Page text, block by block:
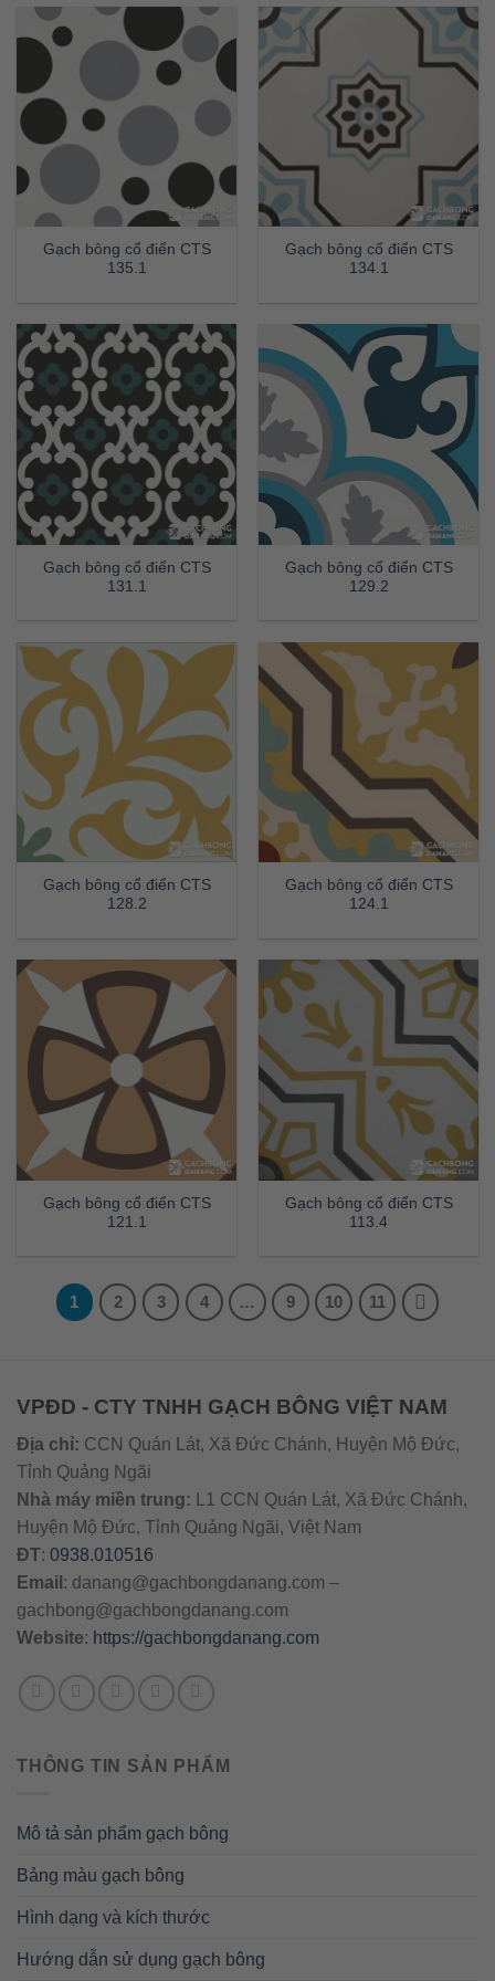
Gạch bông cổ điển CTS
135.1
Gạch bông cổ điển CTS
134.1
Gạch bông cổ điển CTS
131.1
Gạch bông cổ điển CTS
129.2
Gạch bông cổ điển CTS
128.2
Gạch bông cổ điển CTS
124.1
Gạch bông cổ điển CTS
121.1
Gạch bông cổ điển CTS
113.4
1 2 3 4 … 9 10 11
VPĐD - CTY TNHH GẠCH BÔNG VIỆT NAM
Địa chỉ: CCN Quán Lát, Xã Đức Chánh, Huyện Mộ Đức,
Tỉnh Quảng Ngãi
Nhà máy miền trung: L1 CCN Quán Lát, Xã Đức Chánh,
Huyện Mộ Đức, Tỉnh Quảng Ngãi, Việt Nam
ĐT: 0938.010516
Email : danang@gachbongdanang.com –
gachbong@gachbongdanang.com
Website: https://gachbongdanang.com
THÔNG TIN SẢN PHẨM
Mô tả sản phẩm gạch bông
Bảng màu gạch bông
Hình dạng và kích thước
Hướng dẫn sử dụng gạch bông